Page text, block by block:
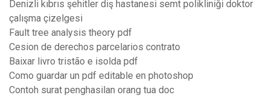
Denizli kıbrıs şehitler diş hastanesi semt polikliniği doktor
çalışma çizelgesi
Fault tree analysis theory pdf
Cesion de derechos parcelarios contrato
Baixar livro tristão e isolda pdf
Como guardar un pdf editable en photoshop
Contoh surat penghasilan orang tua doc